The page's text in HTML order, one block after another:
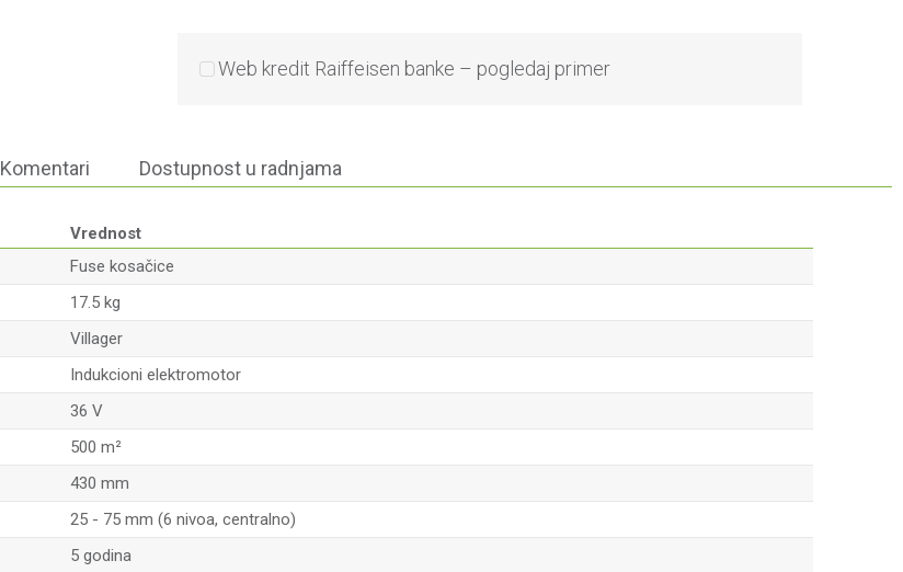
Web kredit Raiffeisen banke – pogledaj primer
Komentari Dostupnost u radnjama
Vrednost
Fuse kosačice
17.5 kg
Villager
Indukcioni elektromotor
36 V
500 m²
430 mm
25 - 75 mm (6 nivoa, centralno)
5 godina